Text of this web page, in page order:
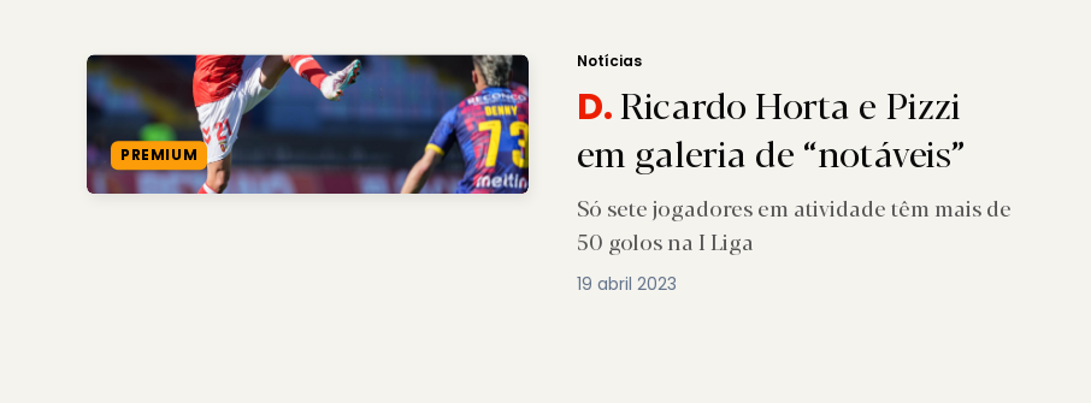
PREMIUM
Notícias
D.Ricardo Horta e Pizzi
em galeria de “notáveis”
Só sete jogadores em atividade têm mais de
50 golos na I Liga
19 abril 2023